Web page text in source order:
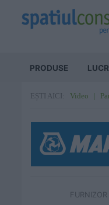
PRODUSE
EȘTI AICI: Video
FURNIZOR